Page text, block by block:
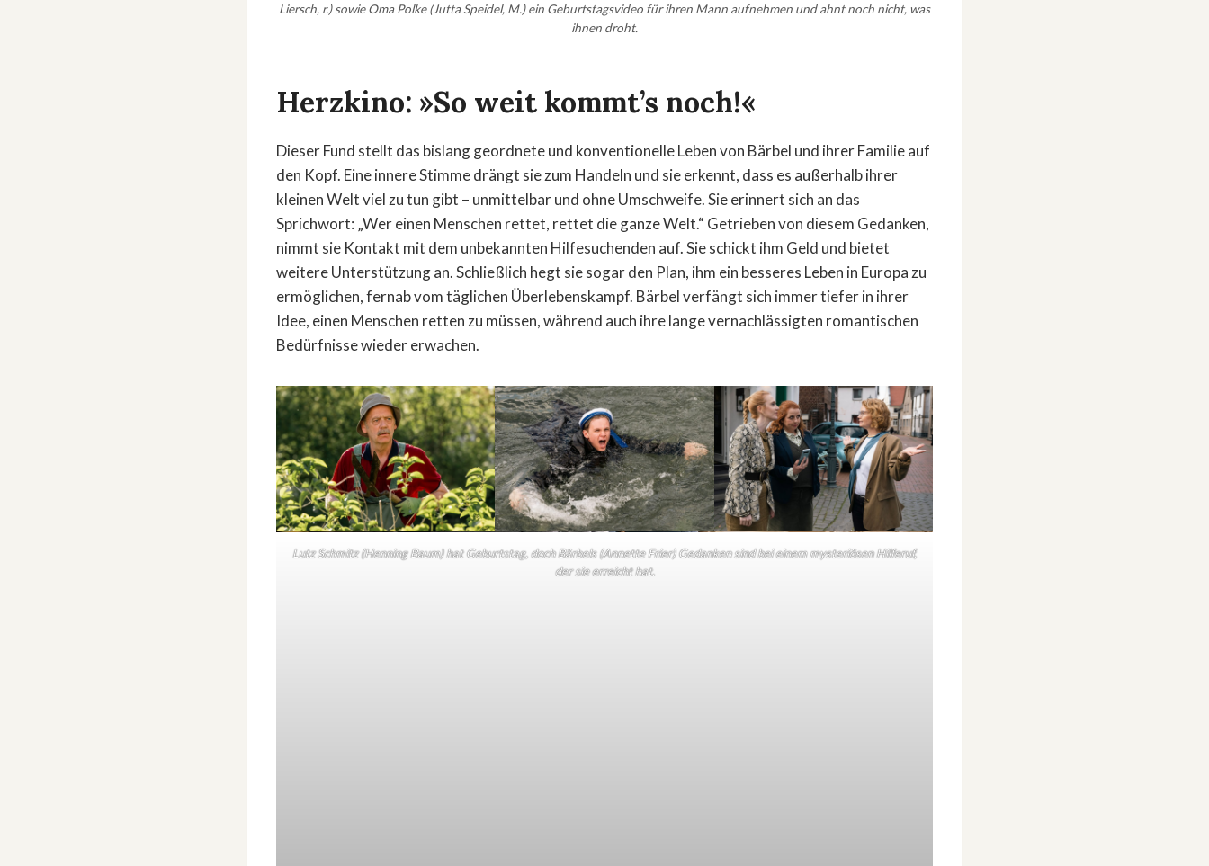
Liersch, r.) sowie Oma Polke (Jutta Speidel, M.) ein Geburtstagsvideo für ihren Mann aufnehmen und ahnt noch nicht, was
ihnen droht.
Herzkino: »So weit kommt’s noch!«
Dieser Fund stellt das bislang geordnete und konventionelle Leben von Bärbel und ihrer Familie auf
den Kopf. Eine innere Stimme drängt sie zum Handeln und sie erkennt, dass es außerhalb ihrer
kleinen Welt viel zu tun gibt – unmittelbar und ohne Umschweife. Sie erinnert sich an das
Sprichwort: „Wer einen Menschen rettet, rettet die ganze Welt.“ Getrieben von diesem Gedanken,
nimmt sie Kontakt mit dem unbekannten Hilfesuchenden auf. Sie schickt ihm Geld und bietet
weitere Unterstützung an. Schließlich hegt sie sogar den Plan, ihm ein besseres Leben in Europa zu
ermöglichen, fernab vom täglichen Überlebenskampf. Bärbel verfängt sich immer tiefer in ihrer
Idee, einen Menschen retten zu müssen, während auch ihre lange vernachlässigten romantischen
Bedürfnisse wieder erwachen.
Lutz Schmitz (Henning Baum) hat Geburtstag, doch Bärbels (Annette Frier) Gedanken sind bei einem mysteriösen Hilferuf,
der sie erreicht hat.